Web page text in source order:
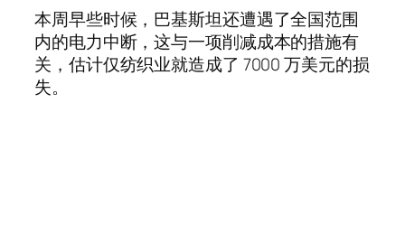
本周早些时候，巴基斯坦还遭遇了全国范围
内的电力中断，这与一项削减成本的措施有
关，估计仅纺织业就造成了 7000 万美元的损
失。